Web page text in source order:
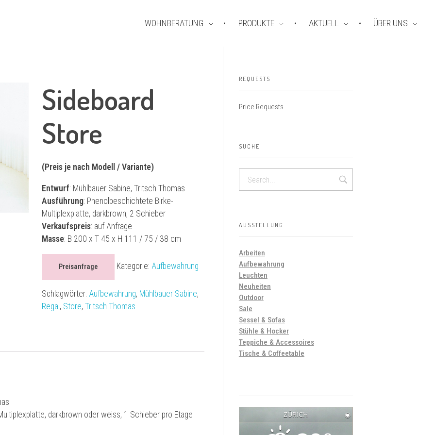
WOHNBERATUNG PRODUKTE AKTUELL ÜBER UNS
Sideboard
Store
(Preis je nach Modell / Variante)
Entwurf: Mühlbauer Sabine, Tritsch Thomas
Ausführung: Phenolbeschichtete Birke-
Multiplexplatte, darkbrown, 2 Schieber
Verkaufspreis: auf Anfrage
Masse: B 200 x T 45 x H 111 / 75 / 38 cm
Preisanfrage Kategorie: Aufbewahrung
Schlagwörter: Aufbewahrung, Mühlbauer Sabine,
Regal , Store,Tritsch Thomas
darkbrown oder weiss, 1 Schieber pro Etage
REQUESTS
Price Requests
SUCHE
AUSSTELLUNG
Arbeiten
Aufbewahrung
Leuchten
Neuheiten
Outdoor
Sale
Sessel & Sofas
Stühle & Hocker
Teppiche & Accessoires
Tische & Coffeetable
ZÜRICH ◉